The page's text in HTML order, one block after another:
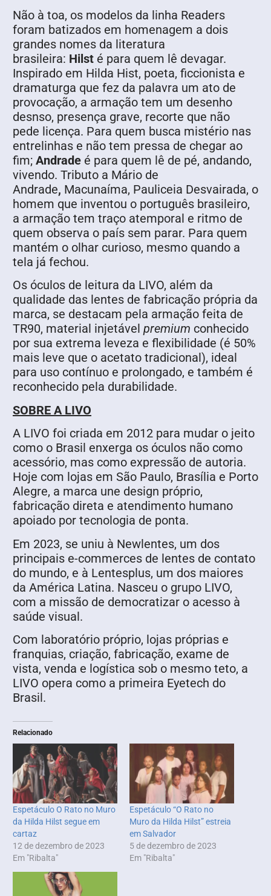
Não à toa, os modelos da linha Readers
foram batizados em homenagem a dois
grandes nomes da literatura
brasileira: Hilst é para quem lê devagar.
Inspirado em Hilda Hist, poeta, ficcionista e
dramaturga que fez da palavra um ato de
provocação, a armação tem um desenho
desnso, presença grave, recorte que não
pede licença. Para quem busca mistério nas
entrelinhas e não tem pressa de chegar ao
fim; Andrade é para quem lê de pé, andando,
vivendo. Tributo a Mário de
Andrade, Macunaíma, Pauliceia Desvairada, o
homem que inventou o português brasileiro,
a armação tem traço atemporal e ritmo de
quem observa o país sem parar. Para quem
mantém o olhar curioso, mesmo quando a
tela já fechou.
Os óculos de leitura da LIVO, além da
qualidade das lentes de fabricação própria da
marca, se destacam pela armação feita de
TR90, material injetável premium conhecido
por sua extrema leveza e flexibilidade (é 50%
mais leve que o acetato tradicional), ideal
para uso contínuo e prolongado, e também é
reconhecido pela durabilidade.
SOBRE A LIVO
A LIVO foi criada em 2012 para mudar o jeito
como o Brasil enxerga os óculos não como
acessório, mas como expressão de autoria.
Hoje com lojas em São Paulo, Brasília e Porto
Alegre, a marca une design próprio,
fabricação direta e atendimento humano
apoiado por tecnologia de ponta.
Em 2023, se uniu à Newlentes, um dos
principais e-commerces de lentes de contato
do mundo, e à Lentesplus, um dos maiores
da América Latina. Nasceu o grupo LIVO,
com a missão de democratizar o acesso à
saúde visual.
Com laboratório próprio, lojas próprias e
franquias, criação, fabricação, exame de
vista, venda e logística sob o mesmo teto, a
LIVO opera como a primeira Eyetech do
Brasil.
Relacionado
Espetáculo O Rato no Muro
da Hilda Hilst segue em
cartaz
12 de dezembro de 2023
Em "Ribalta"
Espetáculo “O Rato no
Muro da Hilda Hilst” estreia
em Salvador
5 de dezembro de 2023
Em "Ribalta"